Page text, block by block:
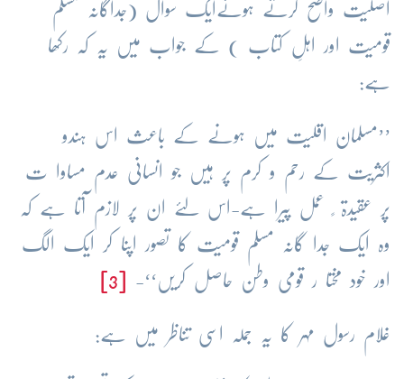
اصلیت واضح کرتے ہوئےایک سوال (جداگانہ مسلم
قومیت اور اہلِ کتاب ) کے جواب میں یہ کَہ رکھا
ہے:
’’مسلمان اقلیت میں ہونے کے باعث اس ہندو
اکثریت کے رحم و کرم پر ہیں جو انسانی عدم مساوا ت
پر عقیدۃ ً عمل پیرا ہے-اس لئے ان پر لازم آتا ہے کہ
وہ ایک جدا گانہ مسلم قومیت کا تصور اپنا کر ایک الگ
اور خود مختا ر قومی وطن حاصل کریں‘‘-
غلام رسول مہر کا یہ جملہ اسی تناظر میں ہے: